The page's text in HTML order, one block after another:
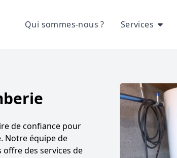
Qui sommes-nous ? Services
de confiance pour
Notre équipe de
des services de